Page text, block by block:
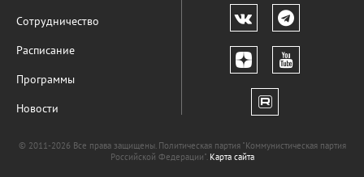
Сотрудничество
Расписание
Программы
Новости
© 2011-2026 Все права защищены. Политическая партия "Коммунистическая партия
Российской Федерации". Карта сайта